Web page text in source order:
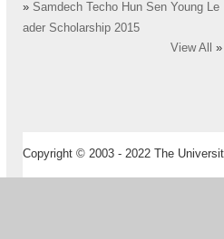
» Samdech Techo Hun Sen Young Le
ader Scholarship 2015
View All
»
Copyright © 2003 - 2022 The